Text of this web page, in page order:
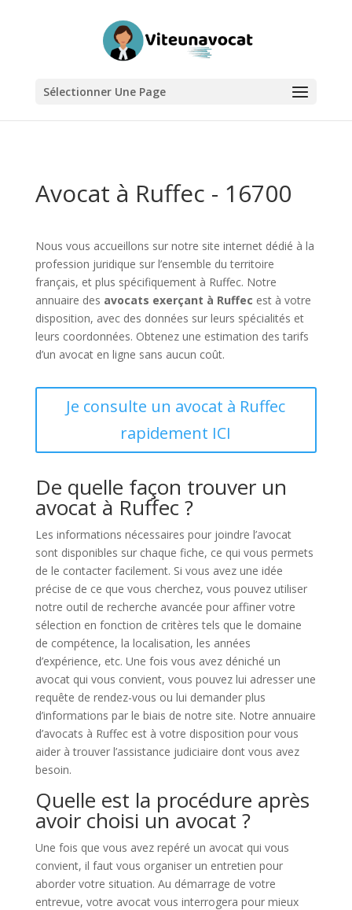
Sélectionner Une Page
Avocat à Ruffec - 16700
Nous vous accueillons sur notre site internet dédié à la
profession juridique sur l’ensemble du territoire
français, et plus spécifiquement à Ruffec. Notre
annuaire des avocats exerçant à Ruffec est à votre
disposition, avec des données sur leurs spécialités et
leurs coordonnées. Obtenez une estimation des tarifs
d’un avocat en ligne sans aucun coût.
Je consulte un avocat à Ruffec
rapidement ICI
De quelle façon trouver un
avocat à Ruffec ?
Les informations nécessaires pour joindre l’avocat
sont disponibles sur chaque fiche, ce qui vous permets
de le contacter facilement. Si vous avez une idée
précise de ce que vous cherchez, vous pouvez utiliser
notre outil de recherche avancée pour affiner votre
sélection en fonction de critères tels que le domaine
de compétence, la localisation, les années
d’expérience, etc. Une fois vous avez déniché un
avocat qui vous convient, vous pouvez lui adresser une
requête de rendez-vous ou lui demander plus
d’informations par le biais de notre site. Notre annuaire
d’avocats à Ruffec est à votre disposition pour vous
aider à trouver l’assistance judiciaire dont vous avez
besoin.
Quelle est la procédure après
avoir choisi un avocat ?
Une fois que vous avez repéré un avocat qui vous
convient, il faut vous organiser un entretien pour
aborder votre situation. Au démarrage de votre
entrevue, votre avocat vous interrogera pour mieux